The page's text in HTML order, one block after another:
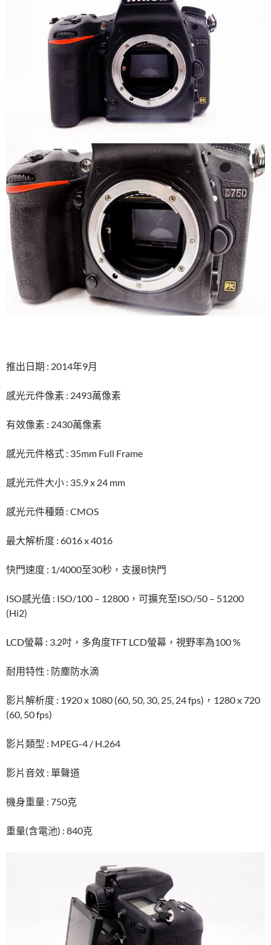
推出日期 : 2014年9月
感光元件像素 : 2493萬像素
有效像素 : 2430萬像素
感光元件格式 : 35mm Full Frame
感光元件大小 : 35.9 x 24 mm
感光元件種類 : CMOS
最大解析度 : 6016 x 4016
快門速度 : 1/4000至30秒，支援B快門
ISO感光值 : ISO/100 – 12800，可擴充至ISO/50 – 51200
(Hi2)
LCD螢幕 : 3.2吋，多角度TFT LCD螢幕，視野率為100 %
耐用特性 : 防塵防水滴
影片解析度 : 1920 x 1080 (60, 50, 30, 25, 24 fps)，1280 x 720
(60, 50 fps)
影片類型 : MPEG-4 / H.264
影片音效 : 單聲道
機身重量 : 750克
重量(含電池) : 840克